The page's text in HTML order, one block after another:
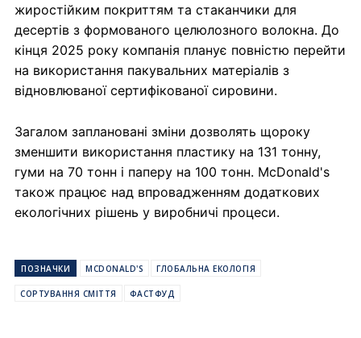
жиростійким покриттям та стаканчики для
десертів з формованого целюлозного волокна. До
кінця 2025 року компанія планує повністю перейти
на використання пакувальних матеріалів з
відновлюваної сертифікованої сировини.
Загалом заплановані зміни дозволять щороку
зменшити використання пластику на 131 тонну,
гуми на 70 тонн і паперу на 100 тонн. McDonald's
також працює над впровадженням додаткових
екологічних рішень у виробничі процеси.
ПОЗНАЧКИ MCDONALD'S ГЛОБАЛЬНА ЕКОЛОГІЯ
СОРТУВАННЯ СМІТТЯ ФАСТФУД